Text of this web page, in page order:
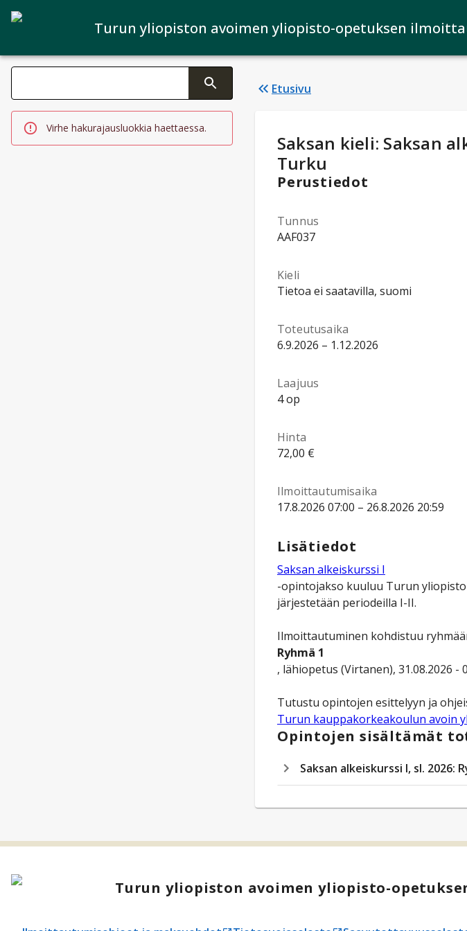
Turun yliopiston avoimen yliopisto-opetuksen
Haku kategoriat
Tekstin muutos aktivoi hakutoiminnon
Virhe hakurajausluokkia haettaessa.
Etusivu
Opintotiedot :
Saksan kieli: Saksan
Turku
Perustiedot
Tunnus
AAF037
Kieli
Tietoa ei saatavilla, suomi
Toteutusaika
6.9.2026 – 1.12.2026
Laajuus
4 op
Hinta
72,00 €
Ilmoittautumisaika
17.8.2026 07:00 – 26.8.2026 20:59
Lisätiedot
Saksan alkeiskurssi I
-opintojakso kuuluu Turun
järjestetään periodeilla I-II.
Ilmoittautuminen kohdistuu
Ryhmä 1
, lähiopetus (Virtanen), 31.08.2026 -
Turun kauppakorkeakoulun avoin
Opintojen sisältämät
Saksan alkeiskurssi I, sl. 2026:
Turun yliopiston avoimen yliopisto-